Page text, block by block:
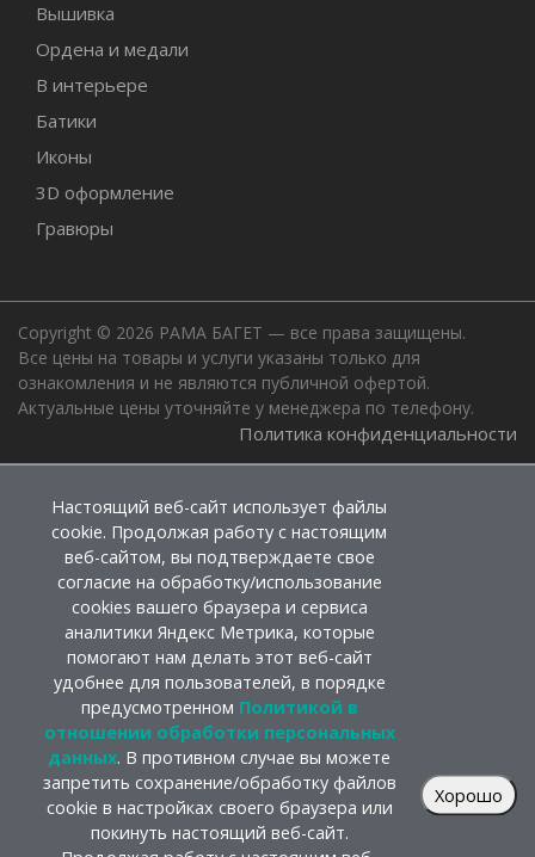
Вышивка
Ордена и медали
В интерьере
Батики
Иконы
3D оформление
Гравюры
Copyright © 2026 РАМА БАГЕТ — все права защищены.
Все цены на товары и услуги указаны только для
ознакомления и не являются публичной офертой.
Актуальные цены уточняйте у менеджера по телефону.
Политика конфиденциальности
Настоящий веб-сайт использует файлы
cookie. Продолжая работу с настоящим
веб-сайтом, вы подтверждаете свое
согласие на обработку/использование
cookies вашего браузера и сервиса
аналитики Яндекс Метрика, которые
помогают нам делать этот веб-сайт
удобнее для пользователей, в порядке
предусмотренном Политикой в
отношении обработки персональных
данных. В противном случае вы можете
запретить сохранение/обработку файлов
cookie в настройках своего браузера или
покинуть настоящий веб-сайт.
Хорошо